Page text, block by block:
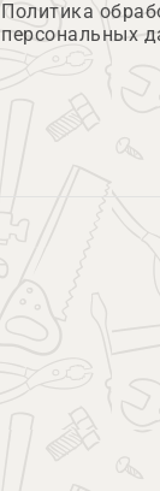
Политика
персональных